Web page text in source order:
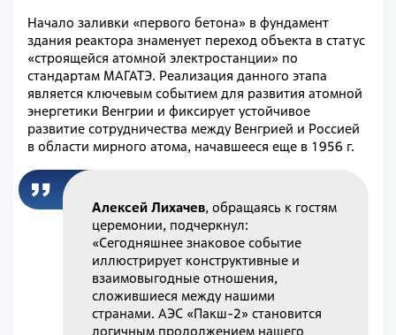
Начало заливки «первого бетона» в фундамент
здания реактора знаменует переход объекта в статус
«строящейся атомной электростанции» по
стандартам МАГАТЭ. Реализация данного этапа
является ключевым событием для развития атомной
энергетики Венгрии и фиксирует устойчивое
развитие сотрудничества между Венгрией и Россией
в области мирного атома, начавшееся еще в 1956 г.
Алексей Лихачев, обращаясь к гостям
церемонии, подчеркнул:
«Сегодняшнее знаковое событие
иллюстрирует конструктивные и
взаимовыгодные отношения,
сложившиеся между нашими
странами. АЭС «Пакш-2» становится
логичным продолжением нашего